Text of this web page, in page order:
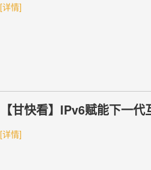
[详情]
【甘快看】IPv6赋能下一
[详情]